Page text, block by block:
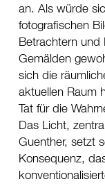
an. Als würde
fotografischen
Betrachtern und
Gemälden
sich die
aktuellen Raum
Tat für die
Das Licht,
Guenther, setzt
Konsequenz,